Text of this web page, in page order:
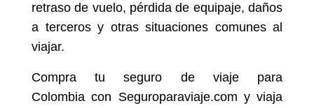
retraso de vuelo, pérdida de equipaje, daños
a terceros y otras situaciones comunes al
viajar.
Compra tu seguro de viaje para
Colombia con Seguroparaviaje.com y viaja